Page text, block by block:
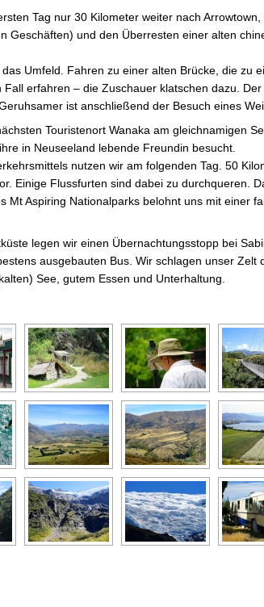
Tag nur 30 Kilometer weiter nach
Geschäften) und den Überresten einer alten
Umfeld. Fahren zu einer alten Brücke, die zu
erfahren – die Zuschauer klatschen dazu.
ist anschließend der Besuch eines
Touristenort Wanaka am gleichnamigen
in Neuseeland lebende Freundin besucht.
nutzen wir am folgenden Tag. 50
Einige Flussfurten sind dabei zu durchqueren.
Mt Aspiring Nationalparks belohnt uns mit einer
legen wir einen Übernachtungsstopp bei
ausgebauten Bus. Wir schlagen unser
See, gutem Essen und Unterhaltung.